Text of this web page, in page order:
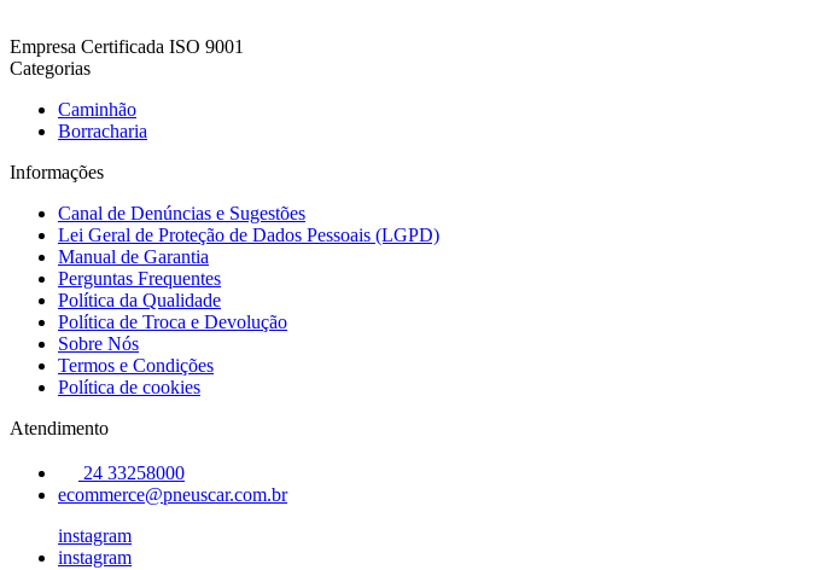
Empresa Certificada ISO 9001
Categorias
Caminhão
Borracharia
Informações
Canal de Denúncias e Sugestões
Lei Geral de Proteção de Dados Pessoais (LGPD)
Manual de Garantia
Perguntas Frequentes
Política da Qualidade
Política de Troca e Devolução
Sobre Nós
Termos e Condições
Política de cookies
Atendimento
24 33258000
ecommerce@pneuscar.com.br
instagram
instagram